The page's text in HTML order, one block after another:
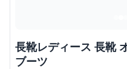
長靴レディース 長靴
ブーツ